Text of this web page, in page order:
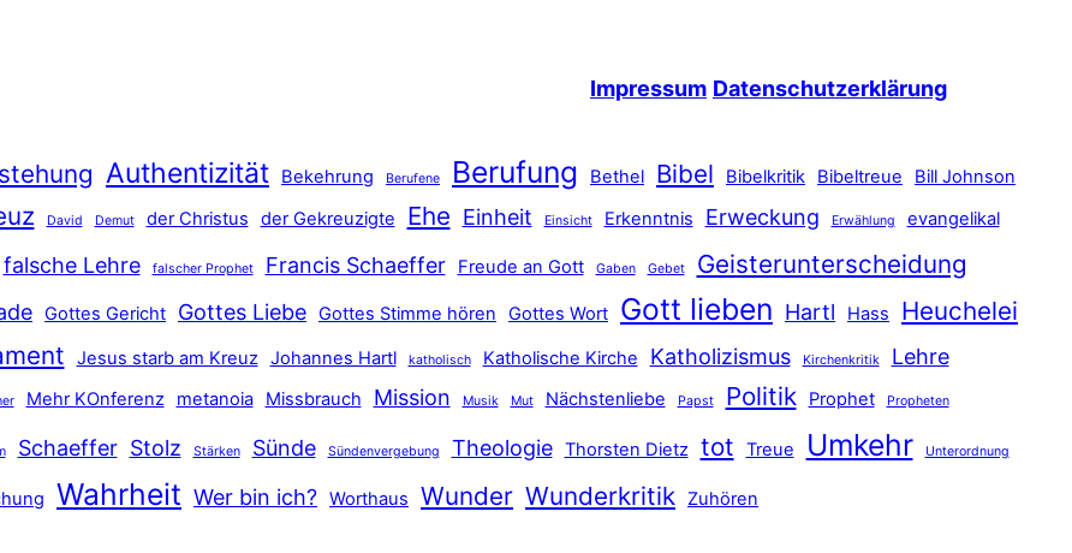
Impressum Datenschutzerklärung
Authentizität Bekehrung Berufene Berufung Bethel Bibel Bibelkritik Bibeltreue Bill Johnson
David Demut der Christus der Gekreuzigte Ehe Einheit Einsicht Erkenntnis Erweckung Erwählung evangelikal
falsche Lehre falscher Prophet Francis Schaeffer Freude an Gott Gaben Gebet Geisterunterscheidung
Gottes Gericht Gottes Liebe Gottes Stimme hören Gottes Wort Gott lieben Hartl Hass Heuchelei
Jesus starb am Kreuz Johannes Hartl katholisch Katholische Kirche Katholizismus Kirchenkritik Lehre
Mehr KOnferenz metanoia Missbrauch Mission Musik Mut Nächstenliebe Papst Politik Prophet Propheten
Schaeffer Stolz Stärken Sünde Sündenvergebung Theologie Thorsten Dietz tot Treue Umkehr Unterordnung
Wahrheit Wer bin ich? Worthaus Wunder Wunderkritik Zuhören